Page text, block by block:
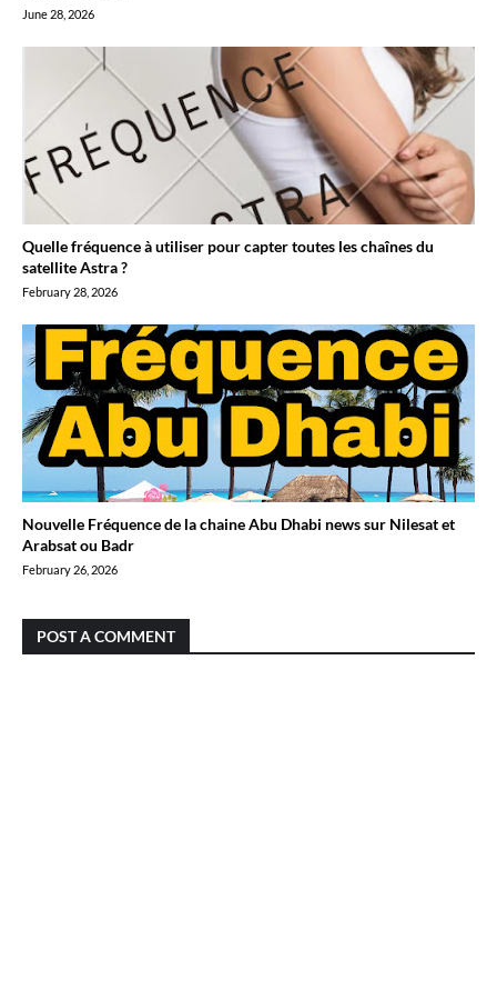
June 28, 2026
Quelle fréquence à utiliser pour capter toutes les chaînes du
satellite Astra ?
February 28, 2026
Nouvelle Fréquence de la chaine Abu Dhabi news sur Nilesat et
Arabsat ou Badr
February 26, 2026
POST A COMMENT